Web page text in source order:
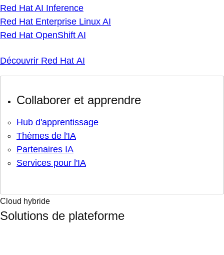
Red Hat AI Inference
Red Hat Enterprise Linux AI
Red Hat OpenShift AI
Découvrir Red Hat AI
Collaborer et apprendre
Hub d'apprentissage
Thèmes de l'IA
Partenaires IA
Services pour l'IA
Cloud hybride
Solutions de plateforme